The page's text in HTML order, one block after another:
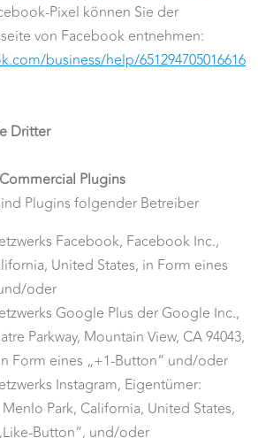
Pixel können Sie der
von Facebook entnehmen:
business/help/651294705016616
Dritter
Plugins
Plugins folgender Betreiber
Facebook, Facebook Inc.,
United States, in Form eines
oder
Google Plus der Google Inc.,
Parkway, Mountain View, CA 94043,
Form eines „+1-Button“ und/oder
Instagram, Eigentümer:
Park, California, United States,
Button“, und/oder